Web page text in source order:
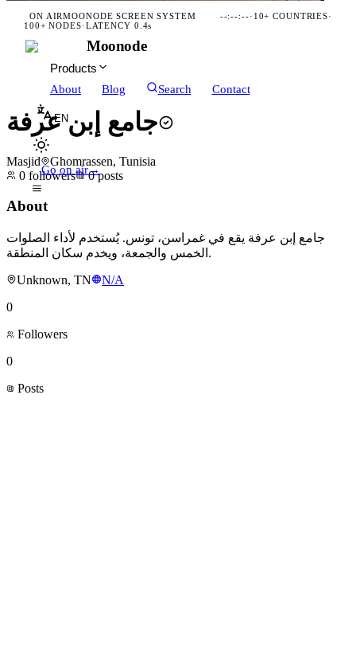
ON AIRMOONODE SCREEN SYSTEM --:--:--· 10+ COUNTRIES·
100+ NODES·LATENCY 0.4s
Moonode
Products
About
Blog Search Contact
EN
Go on air→
جامع إبن عرفة
Masjid
Ghomrassen, Tunisia
0 followers 0 posts
About
جامع إبن عرفة يقع في غمراسن، تونس. يُستخدم لأداء الصلوات
الخمس والجمعة، ويخدم سكان المنطقة.
Unknown, TN
N/A
0
Followers
0
Posts